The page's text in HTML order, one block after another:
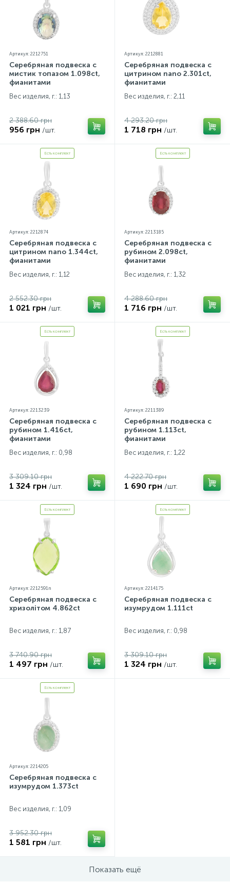
Артикул: 2212751
Серебряная подвеска с
мистик топазом 1.098ct,
фианитами
Вес изделия, г.: 1,13
2 388.60 грн
956 грн /шт.
Артикул: 2212881
Серебряная подвеска с
цитрином nano 2.301ct,
фианитами
Вес изделия, г.: 2,11
4 293.20 грн
1 718 грн /шт.
Есть комплект
Артикул: 2212874
Серебряная подвеска с
цитрином nano 1.344ct,
фианитами
Вес изделия, г.: 1,12
2 552.30 грн
1 021 грн /шт.
Есть комплект
Артикул: 2213185
Серебряная подвеска с
рубином 2.098ct,
фианитами
Вес изделия, г.: 1,32
4 288.60 грн
1 716 грн /шт.
Есть комплект
Артикул: 2213239
Серебряная подвеска с
рубином 1.416ct,
фианитами
Вес изделия, г.: 0,98
3 309.10 грн
1 324 грн /шт.
Есть комплект
Артикул: 2211389
Серебряная подвеска с
рубином 1.113ct,
фианитами
Вес изделия, г.: 1,22
4 222.70 грн
1 690 грн /шт.
Есть комплект
Артикул: 2212591n
Серебряная подвеска с
хризолітом 4.862ct
Вес изделия, г.: 1,87
3 740.90 грн
1 497 грн /шт.
Есть комплект
Артикул: 2214175
Серебряная подвеска с
изумрудом 1.111ct
Вес изделия, г.: 0,98
3 309.10 грн
1 324 грн /шт.
Есть комплект
Артикул: 2214205
Серебряная подвеска с
изумрудом 1.373ct
Вес изделия, г.: 1,09
3 952.30 грн
1 581 грн /шт.
Показать ещё